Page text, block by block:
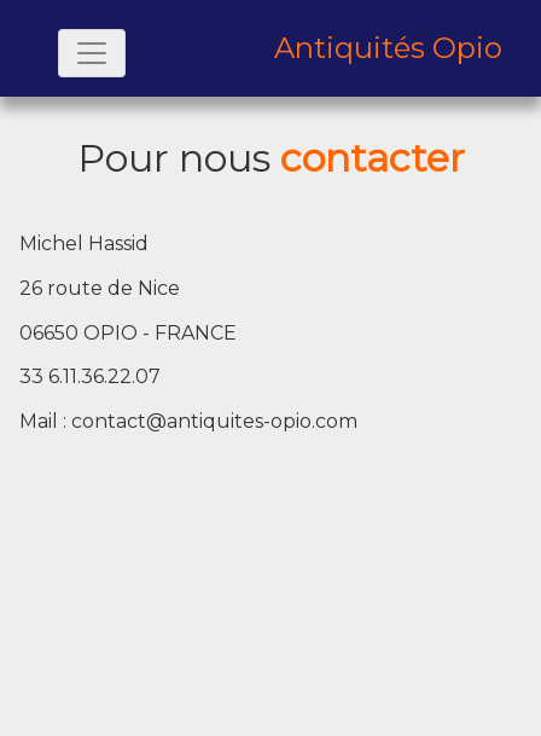
Antiquités Opio
Pour nous contacter
Michel Hassid
26 route de Nice
06650 OPIO - FRANCE
33 6.11.36.22.07
Mail : contact@antiquites-opio.com